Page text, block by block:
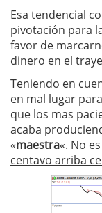
Esa tendencial
pivotación para
favor de
dinero en el
Teniendo en
en mal lugar
que los mas
acaba
«maestra«. No
centavo arriba